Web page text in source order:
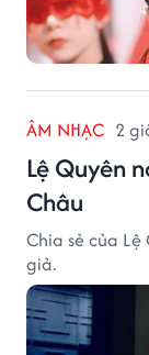
ÂM NHẠC 2
Lệ Quyên
Châu
Chia sẻ của
giả.